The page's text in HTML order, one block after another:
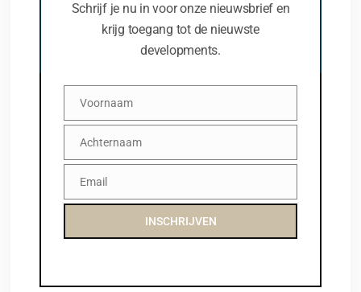
Schrijf je nu in voor onze nieuwsbrief en
krijg toegang tot de nieuwste
developments.
Voornaam
Voornaam
Achternaam
Achternaam
EmailEmail
INSCHRIJVEN